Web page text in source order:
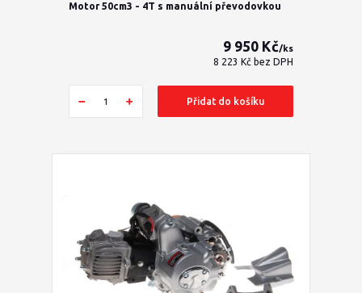
Motor 50cm3 - 4T s manuální převodovkou
9 950 Kč/ks
8 223 Kč bez DPH
Přidat do košíku